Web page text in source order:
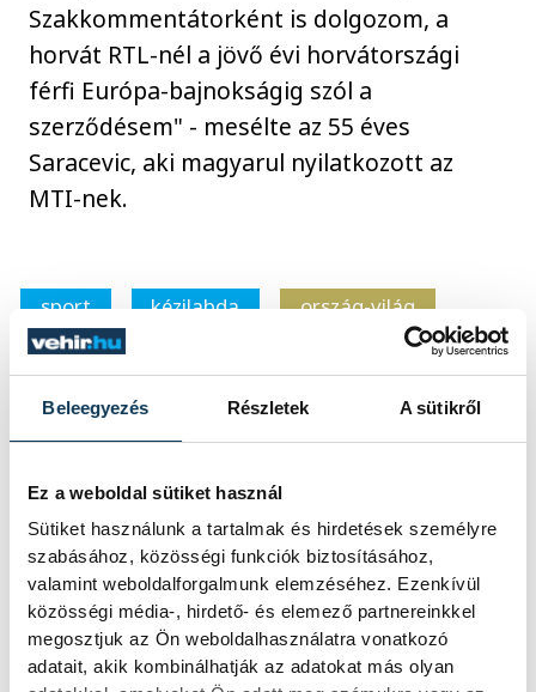
Beleegyezés Részletek A sütikről
Ez a weboldal sütiket használ
Sütiket használunk a tartalmak és hirdetések személyre
szabásához, közösségi funkciók biztosításához,
valamint weboldalforgalmunk elemzéséhez. Ezenkívül
közösségi média-, hirdető- és elemező partnereinkkel
megosztjuk az Ön weboldalhasználatra vonatkozó
adatait, akik kombinálhatják az adatokat más olyan
Szakkommentátorként is dolgozom, a
horvát RTL-nél a jövő évi horvátországi
férfi Európa-bajnokságig szól a
szerződésem" - mesélte az 55 éves
Saracevic, aki magyarul nyilatkozott az
MTI-nek.
sport kézilabda ország-világ
vehirsport.hu